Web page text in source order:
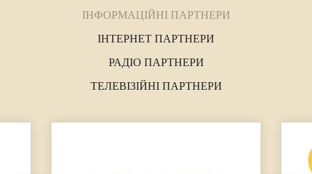
ІНФОРМАЦІЙНІ ПАРТНЕРИ
ІНТЕРНЕТ ПАРТНЕРИ
РАДІО ПАРТНЕРИ
ТЕЛЕВІЗІЙНІ ПАРТНЕРИ